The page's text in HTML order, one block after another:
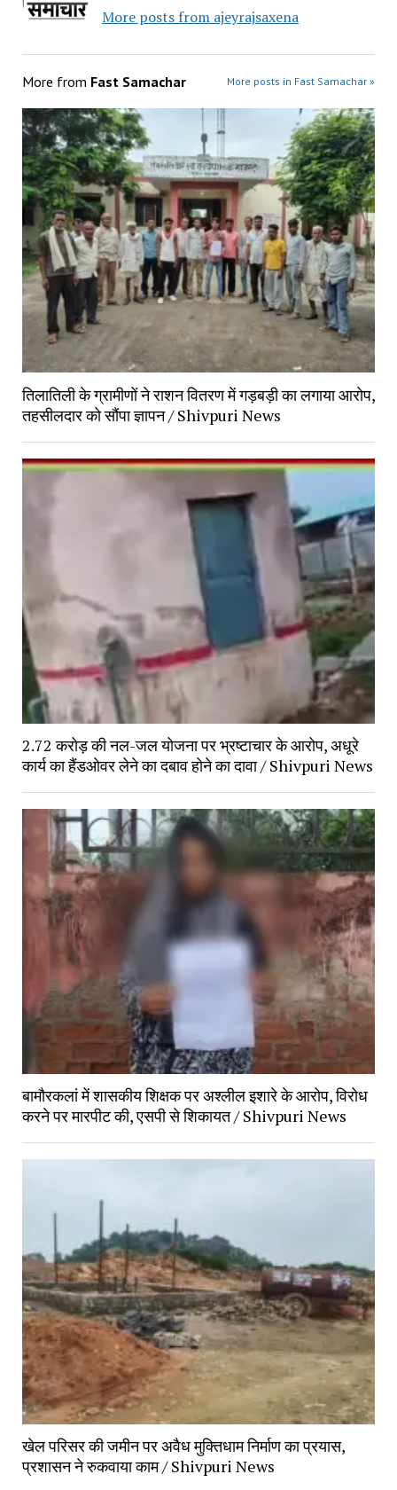
More posts from ajeyrajsaxena
More from Fast Samachar More posts in Fast Samachar »
तिलातिली के ग्रामीणों ने राशन वितरण में गड़बड़ी का लगाया आरोप,
तहसीलदार को सौंपा ज्ञापन / Shivpuri News
2.72 करोड़ की नल-जल योजना पर भ्रष्टाचार के आरोप, अधूरे
कार्य का हैंडओवर लेने का दबाव होने का दावा / Shivpuri News
बामौरकलां में शासकीय शिक्षक पर अश्लील इशारे के आरोप, विरोध
करने पर मारपीट की, एसपी से शिकायत / Shivpuri News
खेल परिसर की जमीन पर अवैध मुक्तिधाम निर्माण का प्रयास,
प्रशासन ने रुकवाया काम / Shivpuri News